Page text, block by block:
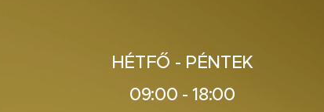
HÉTFŐ - PÉNTEK
09:00 - 18:00